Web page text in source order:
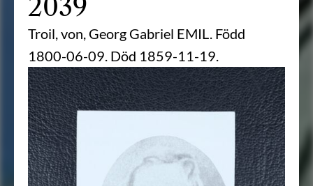
2039
Troil, von, Georg Gabriel EMIL. Född
1800-06-09. Död 1859-11-19.